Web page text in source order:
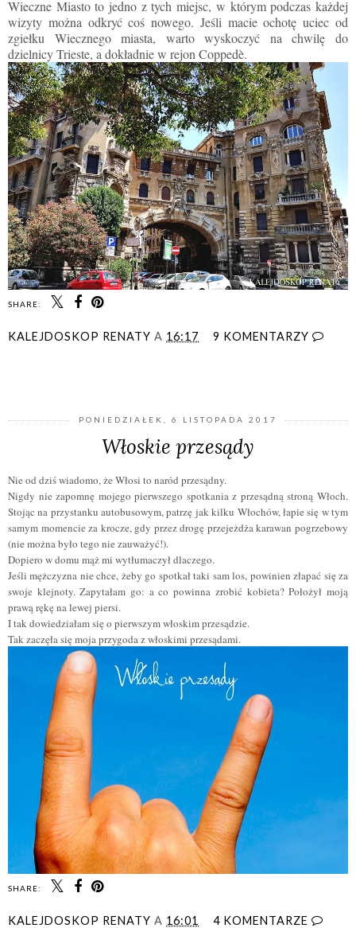
Wieczne Miasto to jedno z tych miejsc, w którym podczas każdej
wizyty można odkryć coś nowego. Jeśli macie ochotę uciec od
zgiełku Wiecznego miasta, warto wyskoczyć na chwilę do
dzielnicy Trieste, a dokładnie w rejon Coppedè.
SHARE:
KALEJDOSKOP RENATY A 16:17 9 KOMENTARZY
PONIEDZIAŁEK, 6 LISTOPADA 2017
Włoskie przesądy
Nie od dziś wiadomo, że Włosi to naród przesądny.
Nigdy nie zapomnę mojego pierwszego spotkania z przesądną stroną Włoch.
Stojąc na przystanku autobusowym, patrzę jak kilku Włochów, łapie się w tym
samym momencie za krocze, gdy przez drogę przejeżdża karawan pogrzebowy
(nie można było tego nie zauważyć!).
Dopiero w domu mąż mi wytłumaczył dlaczego.
Jeśli mężczyzna nie chce, żeby go spotkałtaki sam los, powinien złapać się za
swoje klejnoty. Zapytałam go: a co powinna zrobić kobieta? Położył moją
prawą rękę na lewej piersi.
I tak dowiedziałam się o pierwszym włoskim przesądzie.
Tak zaczęła się moja przygoda z włoskimi przesądami.
SHARE:
KALEJDOSKOP RENATY A 16:01 4 KOMENTARZE